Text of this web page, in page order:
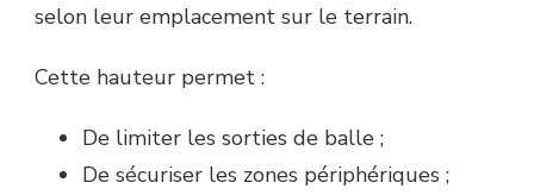
selon leur emplacement sur le terrain.
Cette hauteur permet :
De limiter les sorties de balle ;
De sécuriser les zones périphériques ;